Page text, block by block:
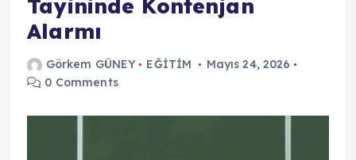
Tayininde Kontenjan
Alarmı
Görkem GÜNEY EĞİTİM
Mayıs 24, 2026
0 Comments